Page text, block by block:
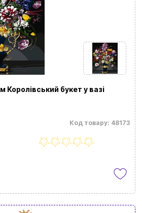
букет у вазі
Код товару: 48173